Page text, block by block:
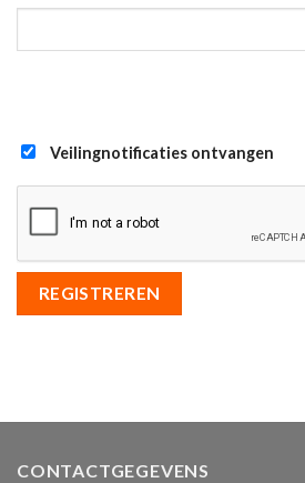
Veilingnotificaties ontvangen
REGISTREREN
CONTACTGEGEVENS